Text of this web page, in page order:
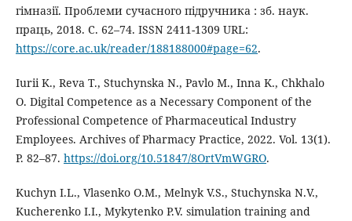
гімназії. Проблеми сучасного підручника : зб. наук.
праць, 2018. С. 62–74. ISSN 2411-1309 URL:
https://core.ac.uk/reader/188188000#page=62.
Iurii K., Reva T., Stuchynska N., Pavlo M., Inna K., Chkhalo
O. Digital Competence as a Necessary Component of the
Professional Competence of Pharmaceutical Industry
Employees. Archives of Pharmacy Practice, 2022. Vol. 13(1).
P. 82–87. https://doi.org/10.51847/8OrtVmWGRO.
Kuchyn I.L., Vlasenko O.M., Melnyk V.S., Stuchynska N.V.,
Kucherenko I.I., Mykytenko P.V. simulation training and